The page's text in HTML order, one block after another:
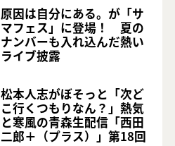
原因は自分にある。が「サ
マフェス」に登場！ 夏の
ナンバーも入れ込んだ熱い
ライブ披露
松本人志がぼそっと「次ど
こ行くつもりなん？」熱気
と寒風の青森生配信「西田
二郎＋（プラス）」第18回